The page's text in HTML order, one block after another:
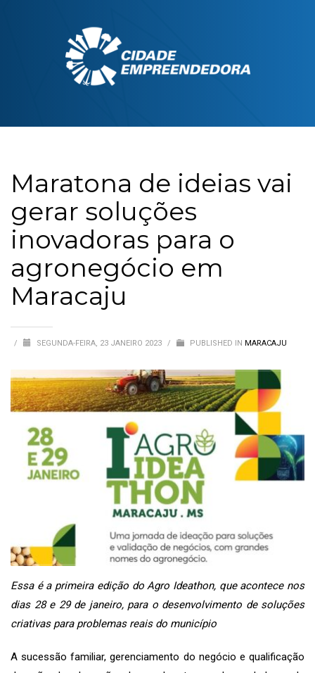
Maratona de ideias vai
gerar soluções
inovadoras para o
agronegócio em
Maracaju
/ SEGUNDA-FEIRA, 23 JANEIRO 2023 / PUBLISHED IN MARACAJU
Essa é a primeira edição do Agro Ideathon, que acontece nos
dias 28 e 29 de janeiro, para o desenvolvimento de soluções
criativas para problemas reais do município
A sucessão familiar, gerenciamento do negócio e qualificação